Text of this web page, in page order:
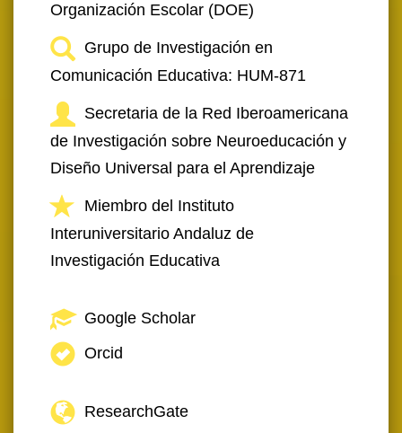
Organización Escolar (DOE)
Grupo de Investigación en
Comunicación Educativa: HUM-871
Secretaria de la Red Iberoamericana
de Investigación sobre Neuroeducación y
Diseño Universal para el Aprendizaje
Miembro del Instituto
Interuniversitario Andaluz de
Investigación Educativa
Google Scholar
Orcid
ResearchGate